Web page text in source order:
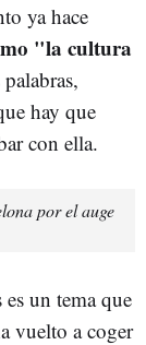
ya hace
"la cultura
hay que
con ella.
por el auge
es un tema que
vuelto a coger